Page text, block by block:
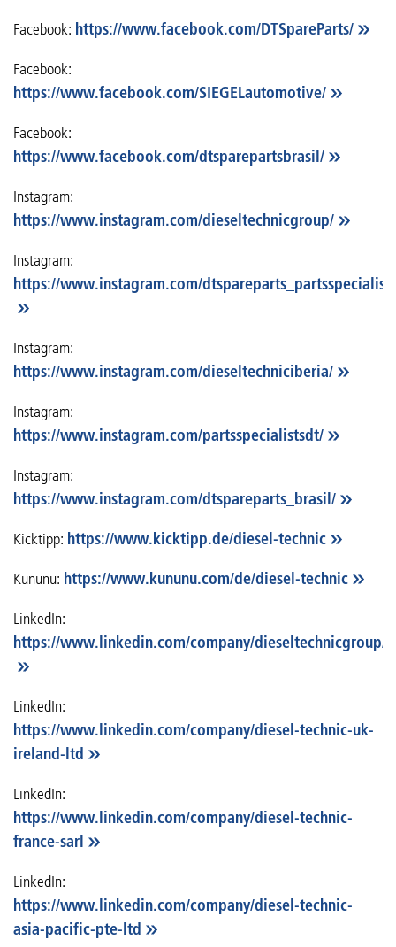
Facebook: https://www.facebook.com/DTSpareParts/
Facebook:
https://www.facebook.com/SIEGELautomotive/
Facebook:
https://www.facebook.com/dtsparepartsbrasil/
Instagram:
https://www.instagram.com/dieseltechnicgroup/
Instagram:
https://www.instagram.com/
Instagram:
https://www.instagram.com/dieseltechniciberia/
Instagram:
https://www.instagram.com/partsspecialistsdt/
Instagram:
https://www.instagram.com/dtspareparts_brasil/
Kicktipp: https://www.kicktipp.de/diesel-technic
Kununu: https://www.kununu.com/de/diesel-technic
LinkedIn:
https://www.linkedin.com/company/dieseltechnicgroup/
LinkedIn:
https://www.linkedin.com/company/diesel-technic-uk-
ireland-ltd
LinkedIn:
https://www.linkedin.com/company/diesel-technic-
france-sarl
LinkedIn:
https://www.linkedin.com/company/diesel-technic-
asia-pacific-pte-ltd